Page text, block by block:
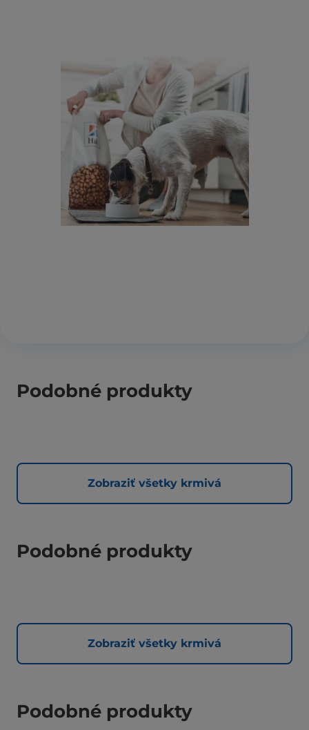
Podobné produkty
Zobraziť všetky krmivá
Podobné produkty
Zobraziť všetky krmivá
Podobné produkty